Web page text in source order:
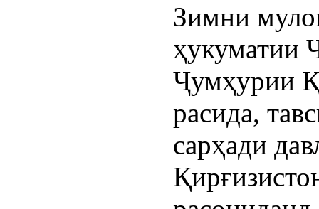
Зимни
ҳукуматии
Ҷумҳурии
расида,
сарҳади